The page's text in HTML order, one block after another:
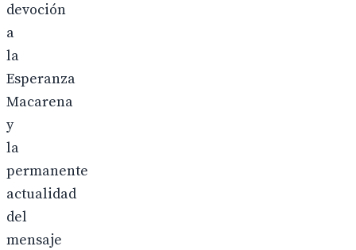
devoción
a
la
Esperanza
Macarena
y
la
permanente
actualidad
del
mensaje